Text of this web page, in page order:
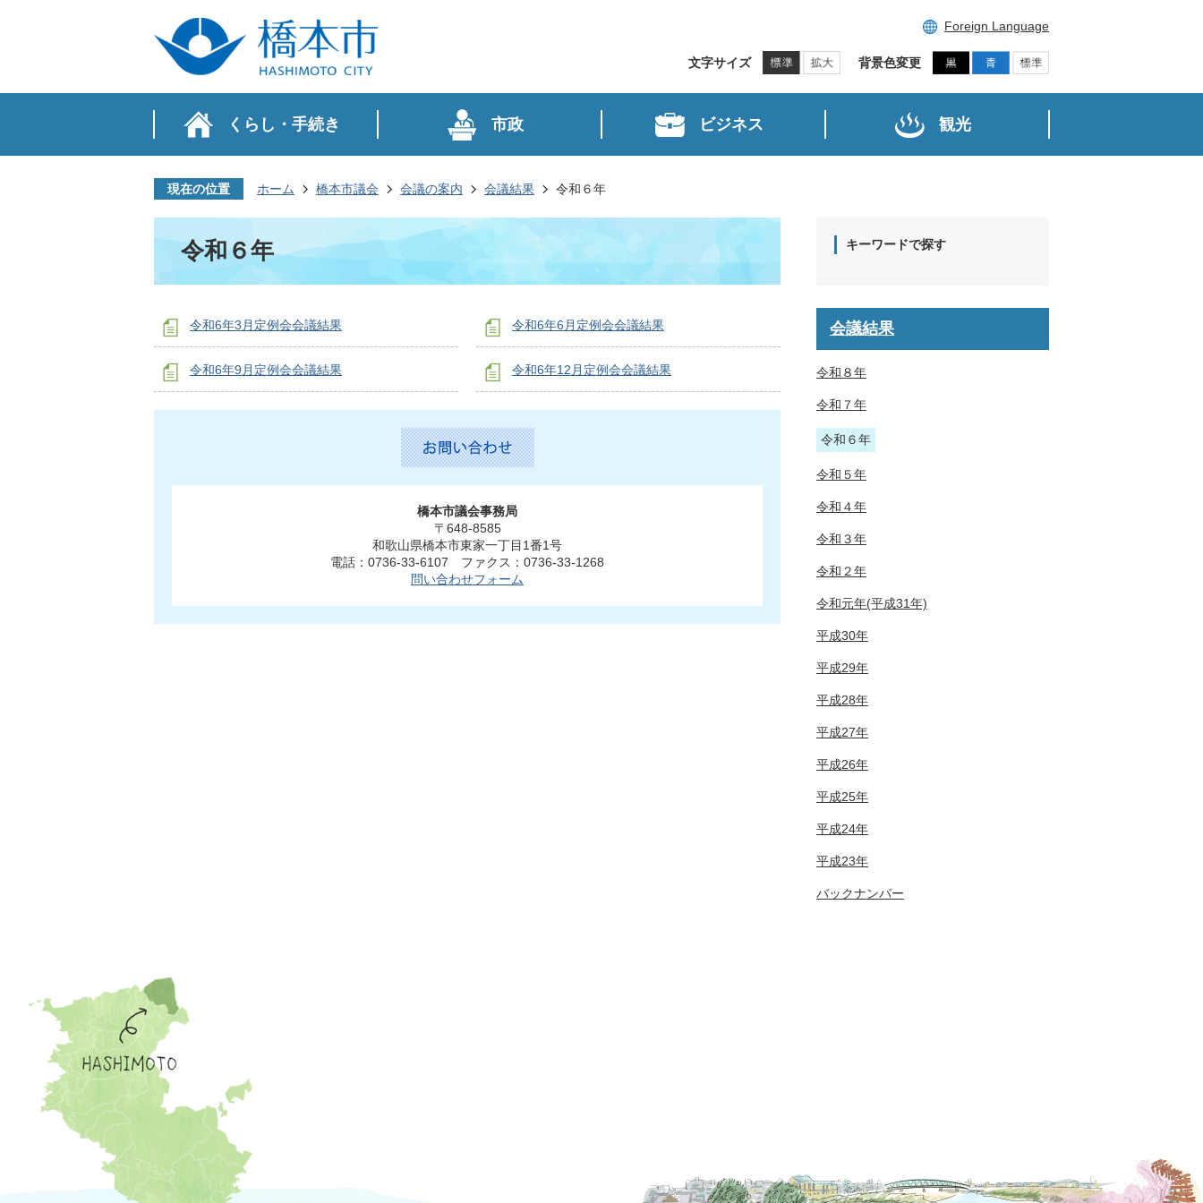
Foreign Language
文字サイズ 背景色変更
くらし・手続き 市政 ビジネス 観光
現在の位置 ホーム 橋本市議会 会議の案内 会議結果 令和６年
令和６年
令和6年3月定例会会議結果 令和6年6月定例会会議結果
令和6年9月定例会会議結果 令和6年12月定例会会議結果
橋本市議会事務局
〒648-8585
和歌山県橋本市東家一丁目1番1号
電話：0736-33-6107 ファクス：0736-33-1268
問い合わせフォーム
キーワードで探す
会議結果
令和８年
令和７年
令和６年
令和５年
令和４年
令和３年
令和２年
令和元年(平成31年)
平成30年
平成29年
平成28年
平成27年
平成26年
平成25年
平成24年
平成23年
バックナンバー